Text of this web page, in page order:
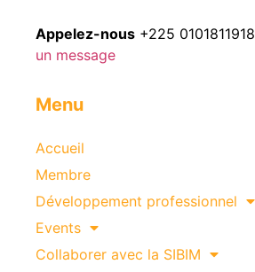
Appelez-nous +225 0101811918
un message
Menu
Accueil
Membre
Développement professionnel
Events
Collaborer avec la SIBIM